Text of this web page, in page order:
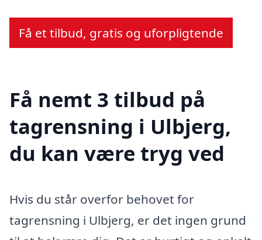
Få et tilbud, gratis og uforpligtende
Få nemt 3 tilbud på
tagrensning i Ulbjerg,
du kan være tryg ved
Hvis du står overfor behovet for
tagrensning i Ulbjerg, er det ingen grund